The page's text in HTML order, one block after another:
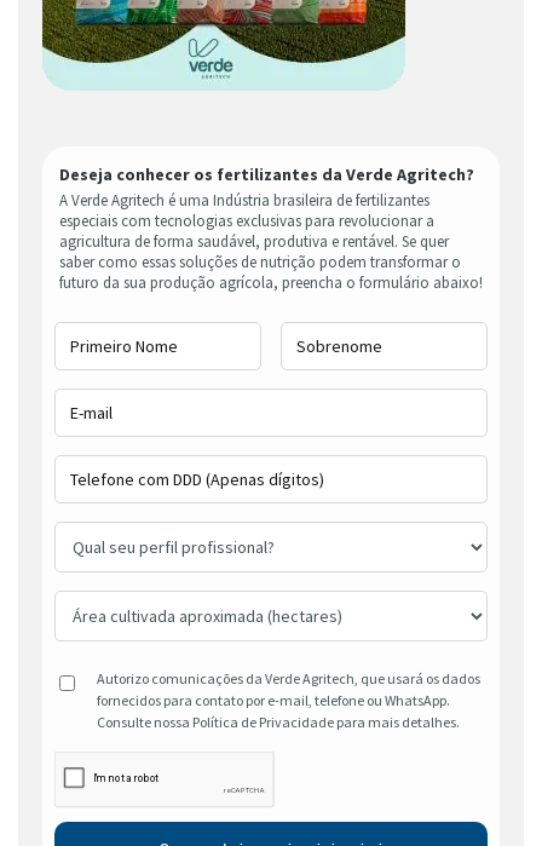
Deseja conhecer os fertilizantes da Verde Agritech?
A Verde Agritech é uma Indústria brasileira de fertilizantes
especiais com tecnologias exclusivas para revolucionar a
agricultura de forma saudável, produtiva e rentável. Se quer
saber como essas soluções de nutrição podem transformar o
futuro da sua produção agrícola, preencha o formulário abaixo!
Autorizo comunicações da Verde Agritech, que usará os dados
fornecidos para contato por e-mail, telefone ou WhatsApp.
Consulte nossa Política de Privacidade para mais detalhes.